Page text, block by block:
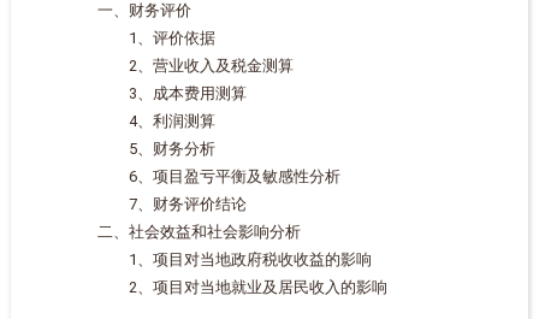
一、财务评价
1、评价依据
2、营业收入及税金测算
3、成本费用测算
4、利润测算
5、财务分析
6、项目盈亏平衡及敏感性分析
7、财务评价结论
二、社会效益和社会影响分析
1、项目对当地政府税收收益的影响
2、项目对当地就业及居民收入的影响